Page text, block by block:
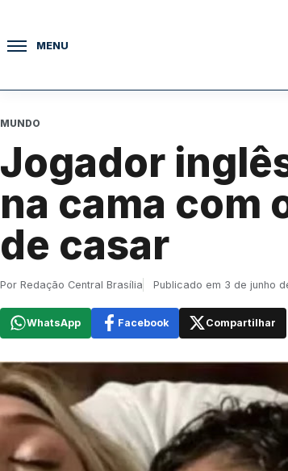
MENU
MUNDO
Jogador
na cama com
de casar
Por Redação Central Brasília Publicado em 3 de junho
WhatsApp Facebook Compartilhar